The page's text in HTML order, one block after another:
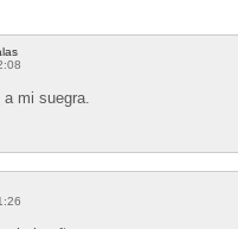
mi suegra.